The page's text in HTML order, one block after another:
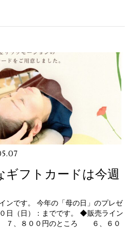
ギフトカードは今週
ンです。 今年の「母の日」のプレゼ
日（日）：までです。 ◆販売ライン
、８００円のところ ６、６０